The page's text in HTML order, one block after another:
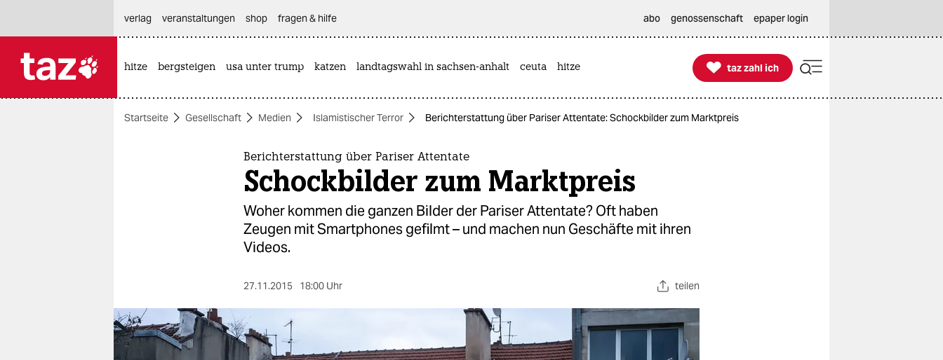
themen
berlin
nord
verlag
veranstaltungen shop fragen & hilfe abo genossenschaft epaper login
hitze bergsteigen usa unter trump katzen landtagswahl in sachsen-anhalt ceuta hitze 
taz zahl ich
taz zahl ich
Startseite Gesellschaft Medien Islamistischer Terror Berichterstattung über Pariser Attentate: Schockbilder zum Marktpreis
Berichterstattung über Pariser Attentate
Schockbilder zum Marktpreis
Woher kommen die ganzen Bilder der Pariser Attentate? Oft haben
Zeugen mit Smartphones gefilmt – und machen nun Geschäfte mit ihren
Videos.
27.11.2015 18:00 Uhr teilen